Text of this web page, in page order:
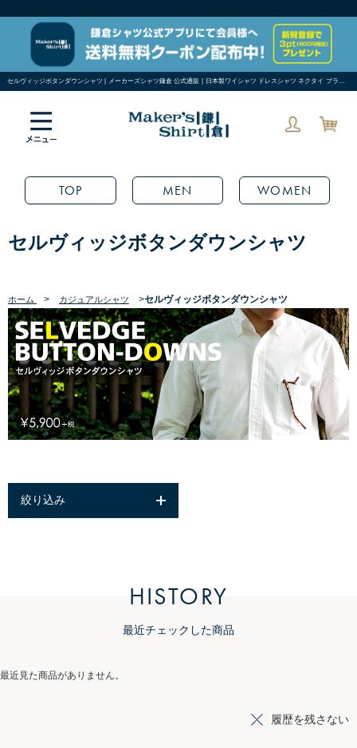
TOP MEN WOMEN
セルヴィッジボタンダウンシャツ
ホーム > カジュアルシャツ >セルヴィッジボタンダウンシャツ
絞り込み
HISTORY
最近チェックした商品
最近見た商品がありません。
履歴を残さない